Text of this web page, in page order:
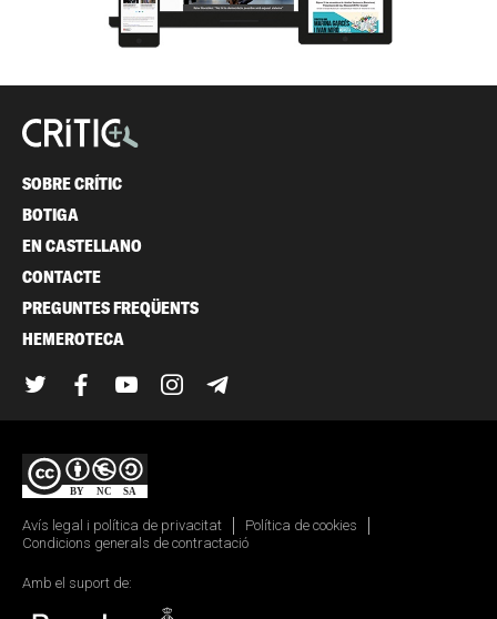
SOBRE CRÍTIC
BOTIGA
EN CASTELLANO
CONTACTE
PREGUNTES FREQÜENTS
HEMEROTECA
TwitterFacebook
YouTubeInstagram
Avís legal i política de privacitat
Política de cookies
Condicions generals de contractació
Amb el suport de: